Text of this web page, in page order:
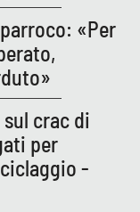
«Per
crac di
per
-